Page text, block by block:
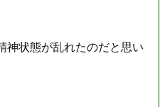
神状態が乱れたのだと思い